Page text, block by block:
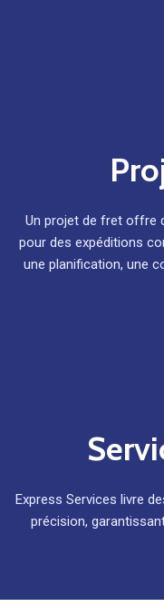
Un projet de fret offre
pour des expéditions
une planification, une
Express Services livre
précision,